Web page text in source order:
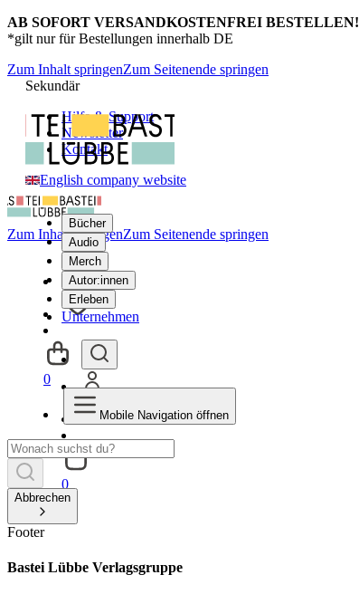
AB SOFORT VERSANDKOSTENFREI BESTELLEN!
*gilt nur für Bestellungen innerhalb DE
Zum Inhalt springenZum Seitenende springen
Sekundär
Hilfe & Support
Newsletter
Kontakt
English company website
Bücher
Audio
Merch
Autor:innen
Erleben
Unternehmen
0
Zum Inhalt springenZum Seitenende springen
0
Mobile Navigation öffnen
Abbrechen
Footer
Bastei Lübbe Verlagsgruppe